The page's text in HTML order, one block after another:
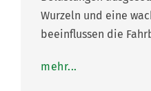
Wurzeln und eine
beeinflussen die
mehr...